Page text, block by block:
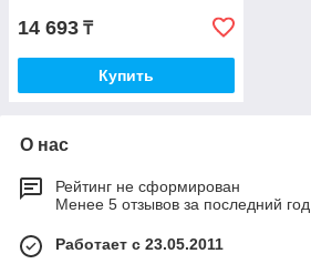
14 693 ₸
Купить
О нас
Рейтинг не сформирован
Менее 5 отзывов за последний год
Работает с 23.05.2011